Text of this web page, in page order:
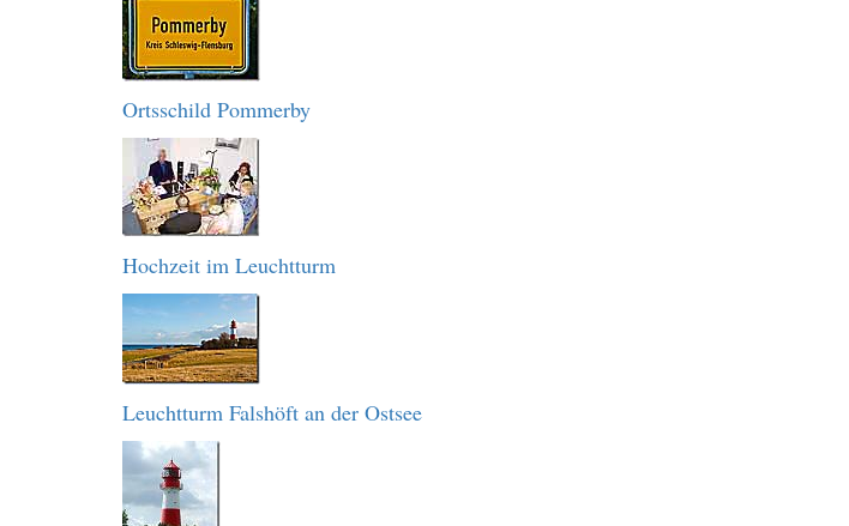
Ortsschild Pommerby
Hochzeit im Leuchtturm
Leuchtturm Falshöft an der Ostsee